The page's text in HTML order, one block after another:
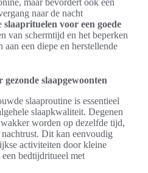
maar bevordert ook een
naar de nacht
slaaprituelen voor een goede
van schermtijd en het beperken
een diepe en herstellende
slaapgewoonten
slaaproutine is essentieel
slaapkwaliteit. Degenen
worden op dezelfde tijd,
nachtrust. Dit kan eenvoudig
activiteiten door kleine
een bedtijdritueel met